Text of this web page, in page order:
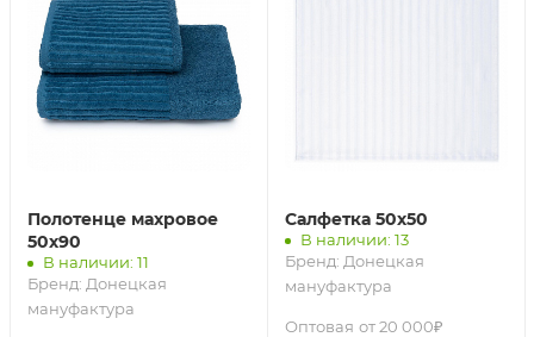
Полотенце махровое
50х90
В наличии: 11
Бренд: Донецкая
мануфактура
Салфетка 50х50
В наличии: 13
Бренд: Донецкая
мануфактура
Оптовая от 20 000₽